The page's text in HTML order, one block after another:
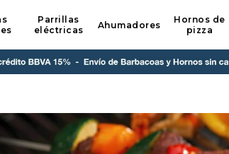
Parrillas
eléctricas
Ahumadores
Hornos de
pizza